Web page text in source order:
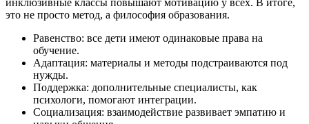
это не просто метод, а философия образования.
Равенство: все дети имеют одинаковые права на
обучение.
Адаптация: материалы и методы подстраиваются под
нужды.
Поддержка: дополнительные специалисты, как
психологи, помогают интеграции.
Социализация: взаимодействие развивает эмпатию и